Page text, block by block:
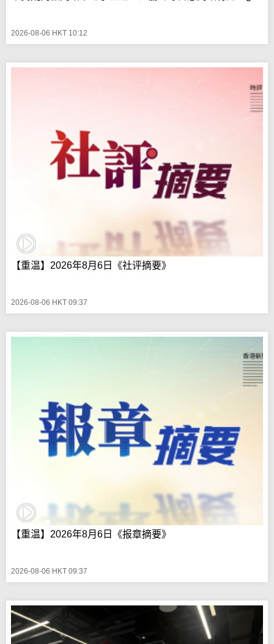
2026-08-06 HKT 10:12
【重温】2026年8月6日《社评摘要》
2026-08-06 HKT 09:37
【重温】2026年8月6日《报章摘要》
2026-08-06 HKT 09:37